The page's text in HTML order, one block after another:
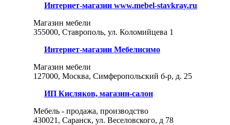
Интернет-магазин www.mebel-stavkray.ru
Магазин мебели
355000, Ставрополь, ул. Коломийцева 1
Интернет-магазин Мебелисимо
Магазин мебели
127000, Москва, Симферопольский б-р, д. 25
ИП Кисляков, магазин-салон
Мебель - продажа, производство
430021, Саранск, ул. Веселовского, д 78